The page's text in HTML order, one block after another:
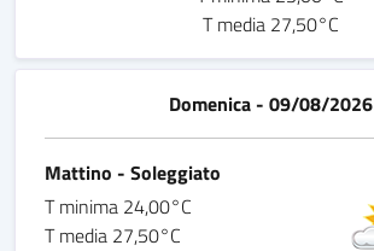
T media 27,50°C
Domenica - 09/08/2026
Mattino - Soleggiato
T minima 24,00°C
T media 27,50°C